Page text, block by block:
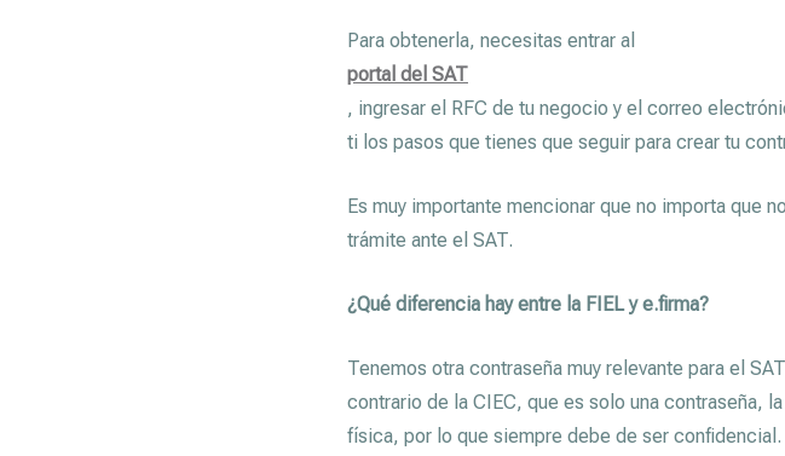
Para obtenerla, necesitas entrar al
portal del SAT
, ingresar el RFC de tu negocio y el correo
ti los pasos que tienes que seguir para crear tu
Es muy importante mencionar que no importa que
trámite ante el SAT.
¿Qué diferencia hay entre la FIEL y e.firma?
Tenemos otra contraseña muy relevante para el
contrario de la CIEC, que es solo una contraseña,
física, por lo que siempre debe de ser